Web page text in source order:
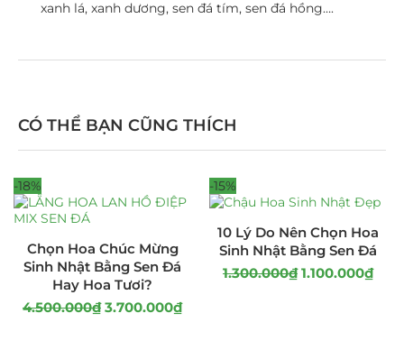
xanh lá, xanh dương, sen đá tím, sen đá hồng….
CÓ THỂ BẠN CŨNG THÍCH
-18%
Chọn Hoa Chúc Mừng
Sinh Nhật Bằng Sen Đá
Hay Hoa Tươi?
4.500.000₫ 3.700.000₫
-15%
10 Lý Do Nên Chọn Hoa
Sinh Nhật Bằng Sen Đá
1.300.000₫ 1.100.000₫